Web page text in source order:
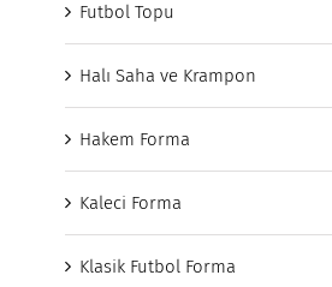
Futbol Topu
Halı Saha ve Krampon
Hakem Forma
Kaleci Forma
Klasik Futbol Forma